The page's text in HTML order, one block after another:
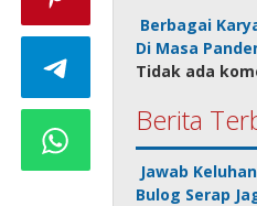
Berbagai
Di Masa
Tidak ada
Berita
Jawab
Bulog Serap